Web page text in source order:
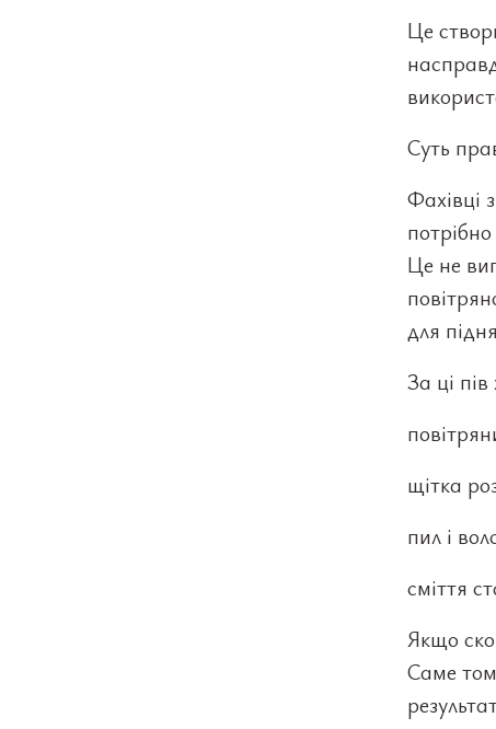
Це
Суть
Фахівці
Це не
для
За ці
щітка
пил і
сміття
Якщо
Саме